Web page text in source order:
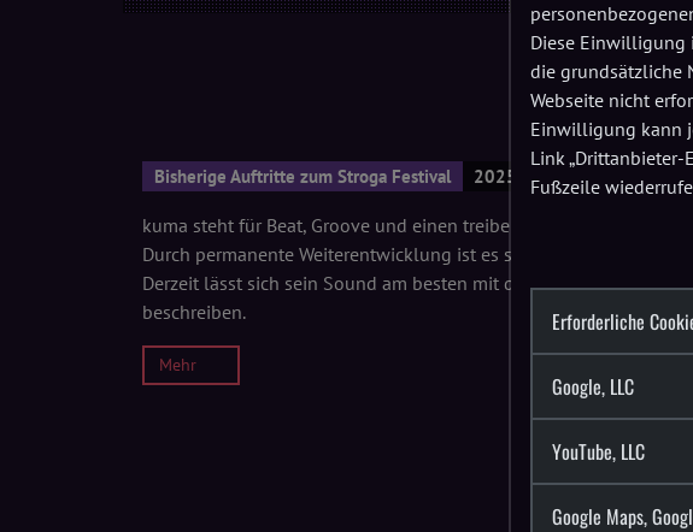
Bisherige Auftritte zum Stroga Festival 2025 • Sleepless
kuma steht für Beat, Groove und einen treibenden Sound
Durch permanente Weiterentwicklung ist es schwierig, ihn einer
Derzeit lässt sich sein Sound am besten mit den Genres: Indie
beschreiben.
Mehr
Diese
die grundsätzliche
Webseite nicht
Einwilligung kann
Link
Fußzeile
Erforderliche
Google, LLC
YouTube, LLC
Google Maps,